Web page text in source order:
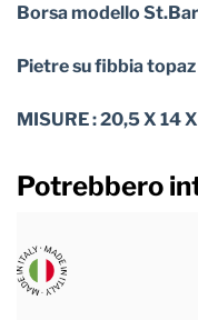
Borsa modello
Pietre su fibbia topaz
MISURE : 20,5 X 14
Potrebbero